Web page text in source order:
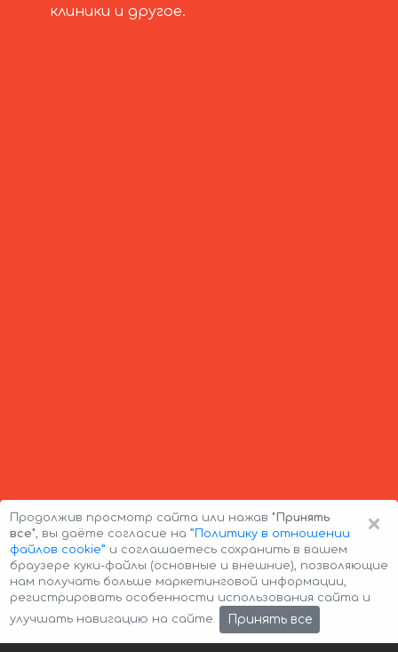
клиники и другое.
Авторские права © 2026 Авто-Аренда Cookie Policy
×
Продолжив просмотр сайта или нажав "Принять
все", вы даёте согласие на ”Политику в отношении
файлов cookie” и соглашаетесь сохранить в вашем
браузере куки-файлы (основные и внешние), позволяющие
нам получать больше маркетинговой информации,
регистрировать особенности использования сайта и
улучшать навигацию на сайте.
Принять все